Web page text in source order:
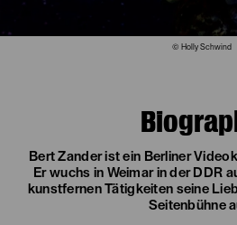
© Holly Schwind
Bert Zander ist ein Berliner
Er wuchs in Weimar in der DDR
kunstfernen Tätigkeiten seine
Seitenbühne